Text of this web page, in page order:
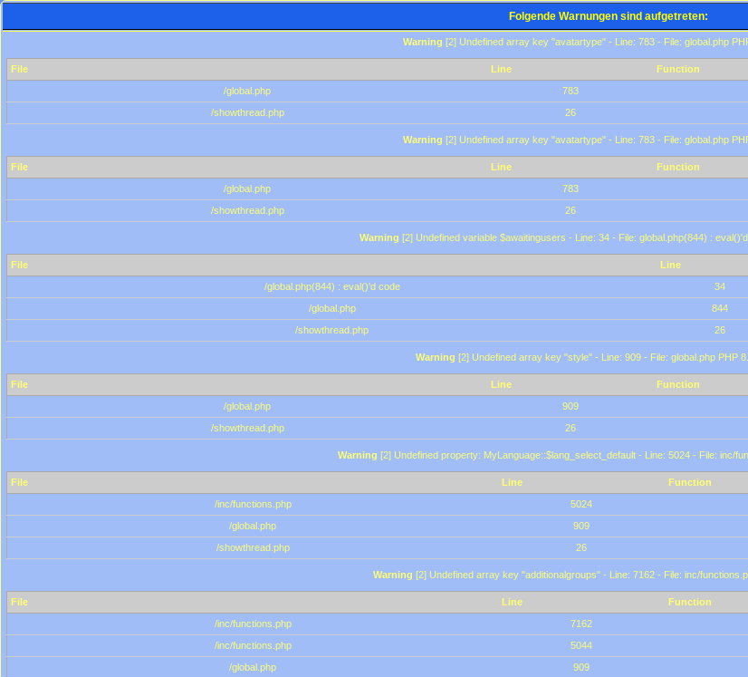
Folgende Warnungen sind aufgetreten:
Warning [2] Undefined array key "avatartype" - Line: 783 - File: global.php
File Line
Function
/global.php
783
/showthread.php
26
Warning [2] Undefined array key "avatartype" - Line: 783 - File: global.php
File Line
Function
/global.php
783
/showthread.php
26
Warning [2] Undefined variable $awaitingusers - Line: 34 - File: global.php(844) :
File Line
/global.php(844) : eval()'d code
34
/global.php
844
/showthread.php
26
Warning [2] Undefined array key "style" - Line: 909 - File: global.php PHP
File Line
Function
/global.php
909
/showthread.php
26
Warning [2] Undefined property: MyLanguage::$lang_select_default - Line: 5024 - File: inc/
File Line
Function
/inc/functions.php
5024
/global.php
909
/showthread.php
26
Warning [2] Undefined array key "additionalgroups" - Line: 7162 - File: inc/
File Line
Function
/inc/functions.php
7162
/inc/functions.php
5044
/global.php
909